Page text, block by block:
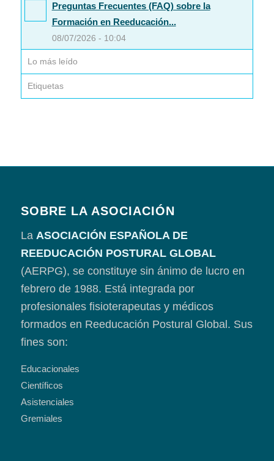
Preguntas Frecuentes (FAQ) sobre la
Formación en Reeducación...
08/07/2026 - 10:04
Lo más leído
Etiquetas
SOBRE LA ASOCIACIÓN
La ASOCIACIÓN ESPAÑOLA DE
REEDUCACIÓN POSTURAL GLOBAL
(AERPG), se constituye sin ánimo de lucro en
febrero de 1988. Está integrada por
profesionales fisioterapeutas y médicos
formados en Reeducación Postural Global. Sus
fines son:
Educacionales
Científicos
Asistenciales
Gremiales